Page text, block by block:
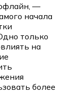
—
начала
только
на
более